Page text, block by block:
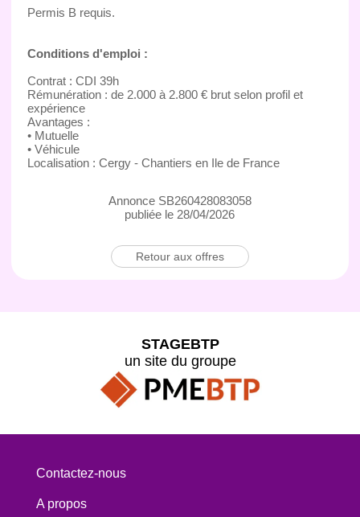
Permis B requis.
Conditions d'emploi :
Contrat : CDI 39h
Rémunération : de 2.000 à 2.800 € brut selon profil et
expérience
Avantages :
• Mutuelle
• Véhicule
Localisation : Cergy - Chantiers en Ile de France
Annonce SB260428083058
publiée le 28/04/2026
Retour aux offres
STAGEBTP
un site du groupe
Contactez-nous
A propos